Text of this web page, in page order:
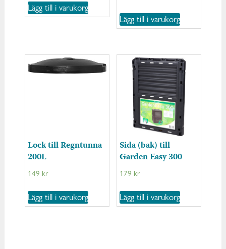
Lägg till i varukorg
Lägg till i varukorg
Lock till Regntunna
200L
149 kr
Lägg till i varukorg
Sida (bak) till
Garden Easy 300
179 kr
Lägg till i varukorg